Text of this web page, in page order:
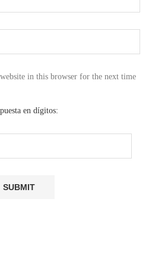
in this browser for the next time
en dígitos: